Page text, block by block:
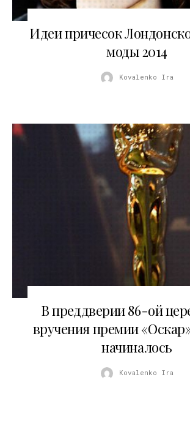
Идеи причесок
моды 2014
Kovalenko Ira
В преддверии 86-ой
вручения премии
начиналось
Kovalenko Ira